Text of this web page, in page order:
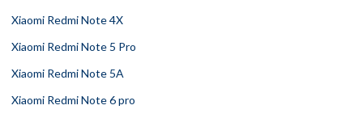
Xiaomi Redmi Note 4X
Xiaomi Redmi Note 5 Pro
Xiaomi Redmi Note 5A
Xiaomi Redmi Note 6 pro